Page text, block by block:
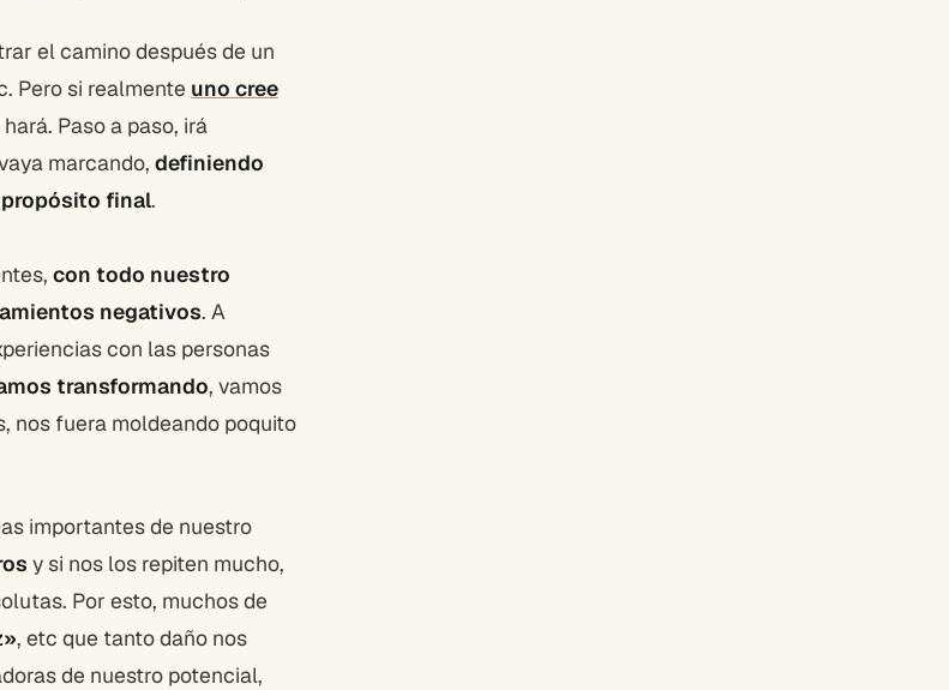
el camino después de un
Pero si realmente uno cree
Paso a paso, irá
marcando, definiendo
final.
con todo nuestro
negativos. A
con las personas
transformando, vamos
nos fuera moldeando poquito
importantes de nuestro
y si nos los repiten mucho,
Por esto, muchos de
, etc que tanto daño nos
de nuestro potencial,